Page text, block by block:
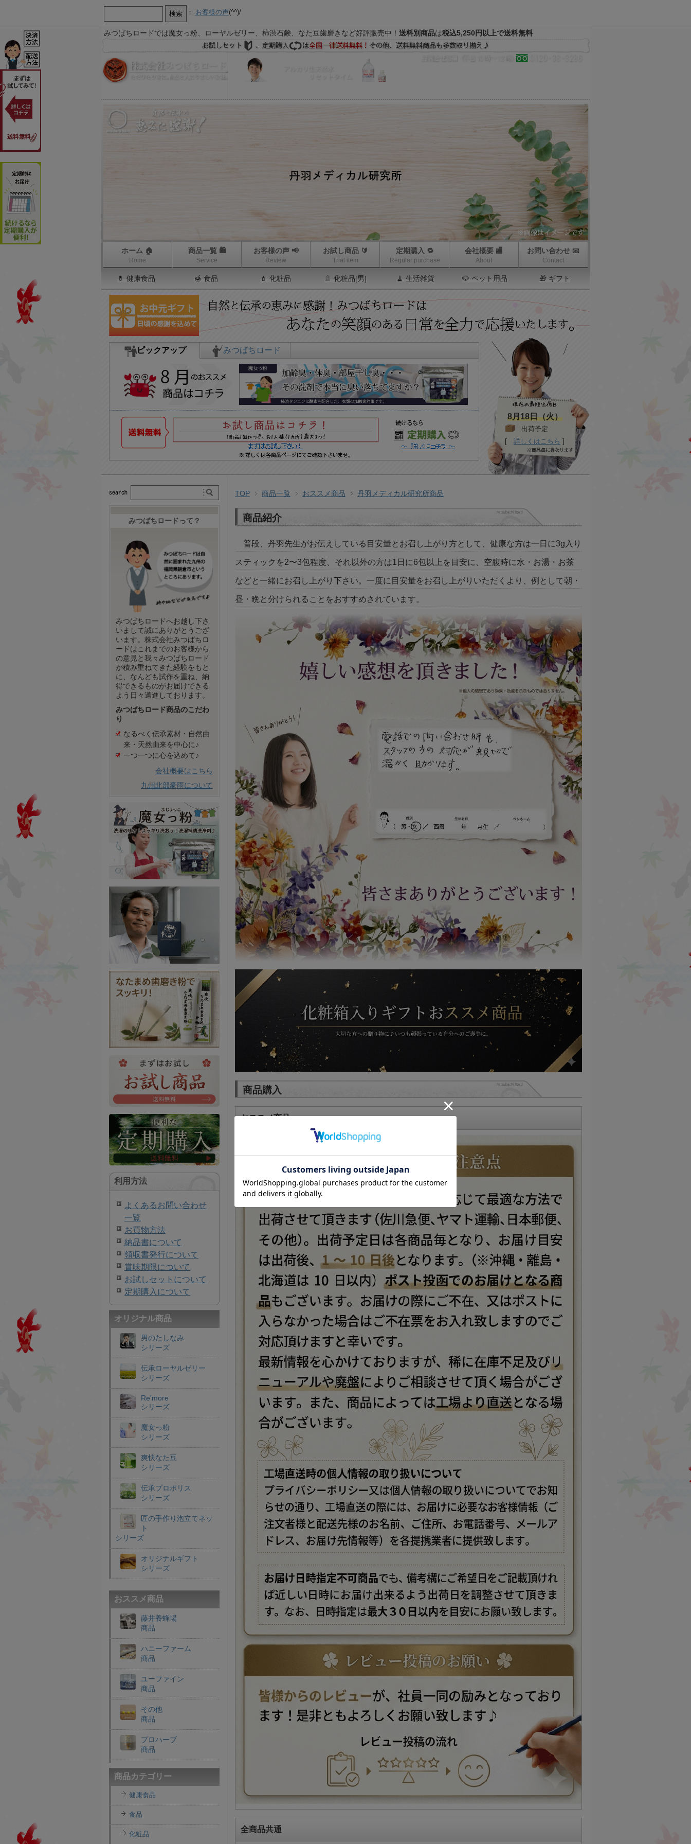
： お客様の声(^^)/
みつばちロードでは魔女っ粉、ローヤルゼリー、柿渋石鹸、なた豆歯磨きなど好評販売中！ 送料別商品は税込5,250円以上で送料無料
ホーム 🏠
Home
商品一覧 🛍
Service
お客様の声 📢
Review
お試し商品 🔰
Trial item
定期購入 🔁
Regular purchase
会社概要 🏬
About
お問い合わせ 📧
Contact
TOP 商品一覧 おススメ商品 丹羽メディカル研究所商品
商品紹介
普段、丹羽先生がお伝えしている目安量とお召し上がり方として、健康な方は一日に3g入り
スティックを2〜3包程度、それ以外の方は1日に6包以上を目安に、空腹時に水・お湯・お茶
などと一緒にお召し上がり下さい。一度に目安量をお召し上がりいただくより、例として朝・
昼・晩と分けられることをおすすめされています。
商品購入
おススメ商品
全商品共通
みつばちロードって？
みつばちロードへお越し下さ
いまして誠にありがとうござ
います。株式会社みつばちロ
ードはこれまでのお客様から
の意見と我々みつばちロード
が積み重ねてきた経験をもと
に、なんども試作を重ね、納
得できるものがお届けできる
よう日々邁進しております。
みつばちロード商品のこだわ
り
なるべく伝承素材・自然由
来・天然由来を中心に♪
一つ一つに心を込めて♪
会社概要はこちら
九州北部豪雨について
利用方法
よくあるお問い合わせ
一覧
お買物方法
納品書について
領収書発行について
賞味期限について
お試しセットについて
定期購入について
オリジナル商品
男のたしなみ
シリーズ
伝承ローヤルゼリー
シリーズ
Re'more
シリーズ
魔女っ粉
シリーズ
爽快なた豆
シリーズ
伝承プロポリス
シリーズ
匠の手作り泡立てネッ
ト
シリーズ
オリジナルギフト
シリーズ
おススメ商品
藤井養蜂場
商品
ハニーファーム
商品
ユーファイン
商品
その他
商品
プロハーブ
商品
老舗穀物屋
商品
エコライフラボ
i・ライフソリューショ
ンズ
商品カテゴリー
健康食品
食品
化粧品